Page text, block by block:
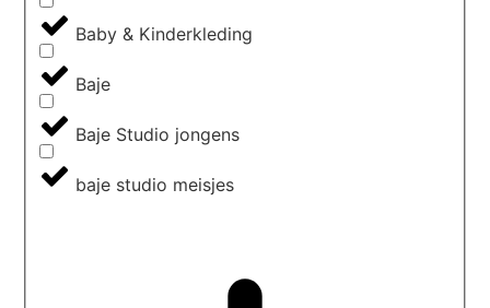
Baby & Kinderkleding
Baje
Baje Studio jongens
baje studio meisjes